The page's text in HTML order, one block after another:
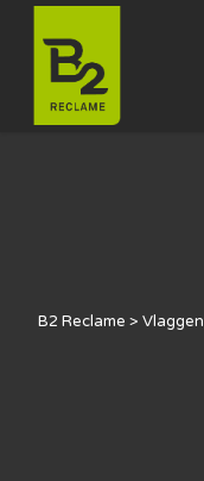
B2 Reclame > Vlaggen